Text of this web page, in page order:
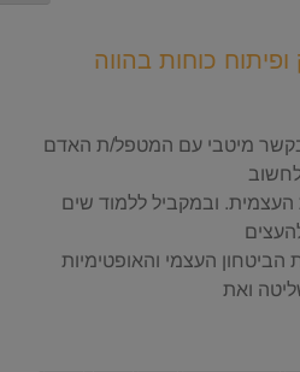
מיטבי עם המטפל/ת האדם
העצמית. ובמקביל ללמוד שים
העצמי והאופטימיות
ואת